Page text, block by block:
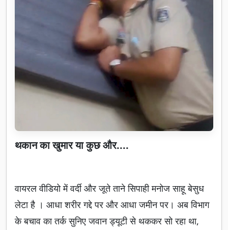
थकान का खुमार या कुछ और....
वायरल वीडियो में वर्दी और जूते ताने सिपाही मनोज साहू बेसुध
लेटा है । आधा शरीर गद्दे पर और आधा जमीन पर। अब विभाग
के बचाव का तर्क सुनिए जवान ड्यूटी से थककर सो रहा था,